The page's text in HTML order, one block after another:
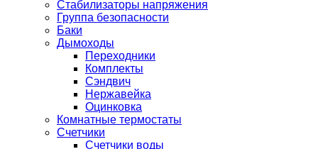
Стабилизаторы напряжения
Группа безопасности
Баки
Дымоходы
Переходники
Комплекты
Сэндвич
Нержавейка
Оцинковка
Комнатные термостаты
Счетчики
Счетчики воды